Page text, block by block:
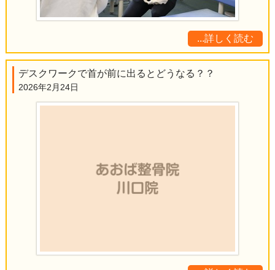
...詳しく読む
デスクワークで首が前に出るとどうなる？？
2026年2月24日